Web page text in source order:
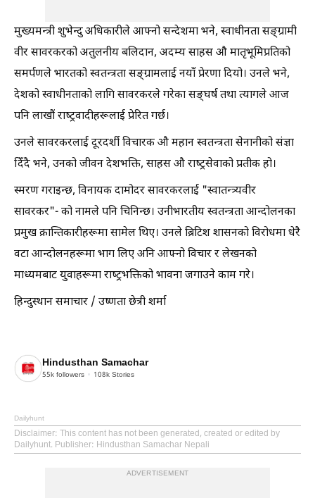
मुख्यमन्त्री शुभेन्दु अधिकारीले आफ्नो सन्देशमा भने, स्वाधीनता सङ्ग्रामी
वीर सावरकरको अतुलनीय बलिदान, अदम्य साहस औ मातृभूमिप्रतिको
समर्पणले भारतको स्वतन्त्रता सङ्ग्रामलाई नयाँ प्रेरणा दियो। उनले भने,
देशको स्वाधीनताको लागि सावरकरले गरेका सङ्घर्ष तथा त्यागले आज
पनि लाखौं राष्ट्रवादीहरूलाई प्रेरित गर्छ।
उनले सावरकरलाई दूरदर्शी विचारक औ महान स्वतन्त्रता सेनानीको संज्ञा
दिँदै भने, उनको जीवन देशभक्ति, साहस औ राष्ट्रसेवाको प्रतीक हो।
स्मरण गराइन्छ, विनायक दामोदर सावरकरलाई "स्वातन्त्र्यवीर
सावरकर"- को नामले पनि चिनिन्छ। उनीभारतीय स्वतन्त्रता आन्दोलनका
प्रमुख क्रान्तिकारीहरूमा सामेल थिए। उनले ब्रिटिश शासनको विरोधमा धेरै
वटा आन्दोलनहरूमा भाग लिए अनि आफ्नो विचार र लेखनको
माध्यमबाट युवाहरूमा राष्ट्रभक्तिको भावना जगाउने काम गरे।
हिन्दुस्थान समाचार / उष्णता छेत्री शर्मा
Hindusthan Samachar
55k followers 108k Stories
Dailyhunt
Disclaimer: This content has not been generated, created or edited by
Dailyhunt. Publisher: Hindusthan Samachar Nepali
ADVERTISEMENT